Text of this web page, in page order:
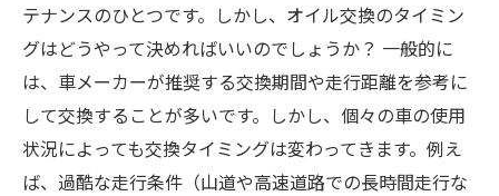
テナンスのひとつです。しかし、オイル交換のタイミン
グはどうやって決めればいいのでしょうか？ 一般的に
は、車メーカーが推奨する交換期間や走行距離を参考に
して交換することが多いです。しかし、個々の車の使用
状況によっても交換タイミングは変わってきます。例え
ば、過酷な走行条件（山道や高速道路での長時間走行な